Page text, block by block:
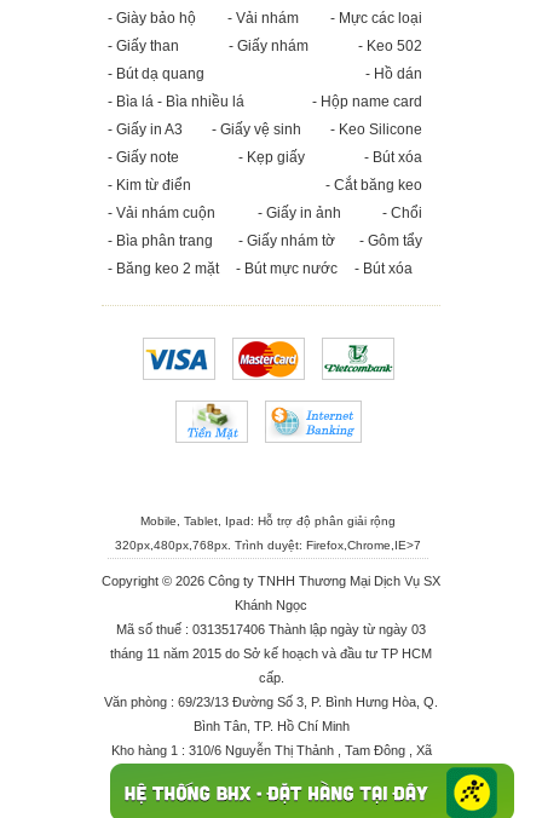
- Giày bảo hộ
- Vải nhám
- Mực các loại
- Giấy than
- Giấy nhám
- Keo 502
- Bút dạ quang
- Hồ dán
- Bìa lá - Bìa nhiều lá
- Hộp name card
- Giấy in A3
- Giấy vệ sinh
- Keo Silicone
- Giấy note
- Kẹp giấy
- Bút xóa
- Kim từ điển
- Cắt băng keo
- Vải nhám cuộn
- Giấy in ảnh
- Chổi
- Bìa phân trang
- Giấy nhám tờ
- Gôm tẩy
- Băng keo 2 mặt
- Bút mực nước - Bút xóa
Mobile, Tablet, Ipad: Hỗ trợ độ phân giải rộng
320px,480px,768px. Trình duyệt: Firefox Chrome IE>7
Copyright © 2026 Công ty TNHH Thương Mại Dịch Vụ SX
Khánh Ngọc
Mã số thuế : 0313517406 Thành lập ngày từ ngày 03
tháng 11 năm 2015 do Sở kế hoạch và đầu tư TP HCM
cấp.
Văn phòng : 69/23/13 Đường Số 3, P. Bình Hưng Hòa, Q.
Bình Tân, TP. Hồ Chí Minh
Kho hàng 1 : 310/6 Nguyễn Thị Thảnh , Tam Đông , Xã
Kho hàng 2 : 68/2X Ấp Đông 1 , Xã Thới Tam Thôn ,